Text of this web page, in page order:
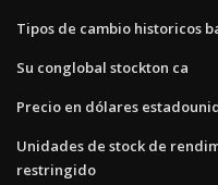
Tipos de cambio historicos
Su conglobal stockton ca
Precio en dólares
Unidades de stock de
restringido